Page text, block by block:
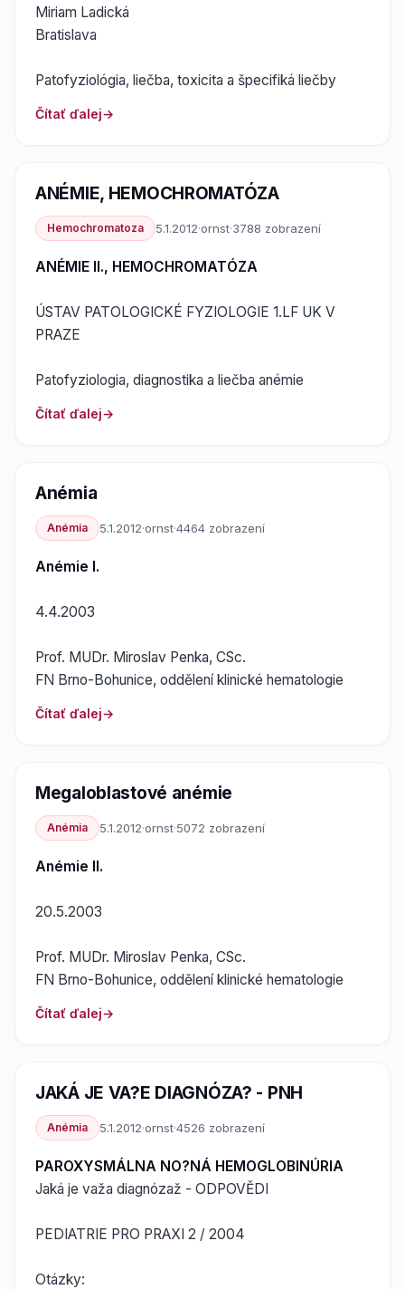
Miriam Ladická
Bratislava
Patofyziológia, liečba, toxicita a špecifiká liečby
Čítať ďalej
ANÉMIE, HEMOCHROMATÓZA
Hemochromatoza 5.1.2012·ornst·3788 zobrazení
ANÉMIE II., HEMOCHROMATÓZA
ÚSTAV PATOLOGICKÉ FYZIOLOGIE 1.LF UK V
PRAZE
Patofyziologia, diagnostika a liečba anémie
Čítať ďalej
Anémia
Anémia 5.1.2012·ornst·4464 zobrazení
Anémie I.
4.4.2003
Prof. MUDr. Miroslav Penka, CSc.
FN Brno-Bohunice, oddělení klinické hematologie
Čítať ďalej
Megaloblastové anémie
Anémia 5.1.2012·ornst·5072 zobrazení
Anémie II.
20.5.2003
Prof. MUDr. Miroslav Penka, CSc.
FN Brno-Bohunice, oddělení klinické hematologie
Čítať ďalej
JAKÁ JE VA?E DIAGNÓZA? - PNH
Anémia 5.1.2012·ornst·4526 zobrazení
PAROXYSMÁLNA NO?NÁ HEMOGLOBINÚRIA
Jaká je važa diagnózaž - ODPOVĚDI
PEDIATRIE PRO PRAXI 2 / 2004
Otázky: